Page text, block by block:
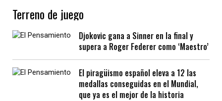
Terreno de juego
Djokovic gana a Sinner en la final y
supera a Roger Federer como ‘Maestro’
El piragüismo español eleva a 12 las
medallas conseguidas en el Mundial,
que ya es el mejor de la historia